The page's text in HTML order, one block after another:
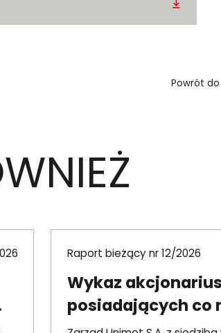
Pobierz
Powrót
Raport bieżący nr 12/2026
Wykaz
posiadających co
proc. głosów na